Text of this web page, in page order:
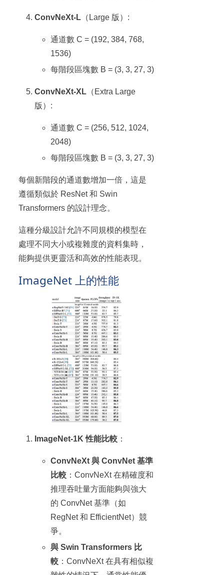
ConvNeXt-L （Large 版）:
通道數 C = (192, 384, 768,
1536)
每階段區塊數 B = (3, 3, 27, 3)
ConvNeXt-XL （Extra Large
版）:
通道數 C = (256, 512, 1024,
2048)
每階段區塊數 B = (3, 3, 27, 3)
每個新階段的通道數增加一倍，這是
遵循類似於 ResNet 和 Swin
Transformers 的設計理念。
這種分級設計允許不同規模的模型在
處理不同大小或複雜度的資料集時，
能夠提供更靈活和高效的性能表現。
ImageNet 上的性能
ImageNet-1K 性能比較 ：
ConvNeXt 與 ConvNet 基準
比較 ：ConvNeXt 在精確度和
推理吞吐量方面能夠與強大
的 ConvNet 基準（如
RegNet 和 EfficientNet）競
爭。
與 Swin Transformers 比
較 ：ConvNeXt 在具有相似複